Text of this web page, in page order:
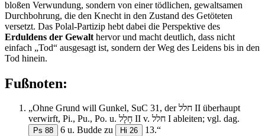
bloßen Verwundung, sondern von einer tödlichen, gewaltsamen
Durchbohrung, die den Knecht in den Zustand des Getöteten
versetzt. Das Polal-Partizip hebt dabei die Perspektive des
Erduldens der Gewalt hervor und macht deutlich, dass nicht
einfach „Tod“ ausgesagt ist, sondern der Weg des Leidens bis in den
Tod hinein.
Fußnoten:
„Ohne Grund will Gunkel, SuC 31, der חלל II überhaupt
verwirft, Pi., Pu., Po. u. חָלָל II v. חלל I ableiten; vgl. dag.
Ps 88 6 u. Budde zu Hi 26
13.“